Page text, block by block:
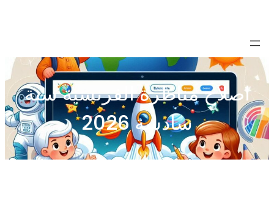
تخطى
إلى
المحتوى
اصلاح مناظرة الفرنسية سنة
سادسة 2026